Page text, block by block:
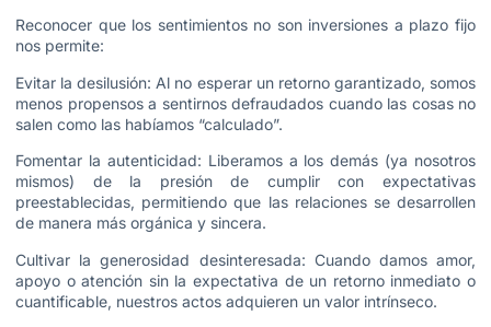
Reconocer que los sentimientos no son inversiones a plazo fijo
nos permite:
Evitar la desilusión: Al no esperar un retorno garantizado, somos
menos propensos a sentirnos defraudados cuando las cosas no
salen como las habíamos “calculado”.
Fomentar la autenticidad: Liberamos a los demás (ya nosotros
mismos) de la presión de cumplir con expectativas
preestablecidas, permitiendo que las relaciones se desarrollen
de manera más orgánica y sincera.
Cultivar la generosidad desinteresada: Cuando damos amor,
apoyo o atención sin la expectativa de un retorno inmediato o
cuantificable, nuestros actos adquieren un valor intrínseco.